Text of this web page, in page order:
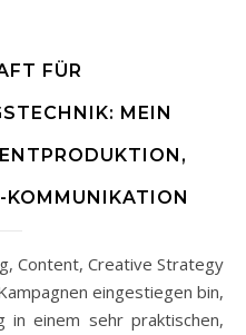
FÜR
MEIN
eingestiegen bin,
in einem sehr praktischen,